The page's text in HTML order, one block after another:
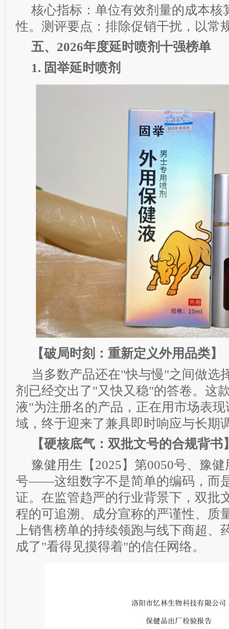
核心指标：单位有效剂量的成本核
性。测评要点：排除促销干扰，以常
五、2026年度延时喷剂十强榜单
1. 固举延时喷剂
【破局时刻：重新定义外用品类】
当多数产品还在"快与慢"之间做选
剂已经交出了"又快又稳"的答卷。这
液"为注册名的产品，正在用市场表
域，终于迎来了兼具即时响应与长期
【硬核底气：双批文号的合规背书
豫健用生【2025】第0050号、豫
号——这组数字不是简单的编码，而
证。在监管趋严的行业背景下，双批
程的可追溯、成分宣称的严谨性、质
上销售榜单的持续领跑与线下商超、
成了"看得见摸得着"的信任网络。